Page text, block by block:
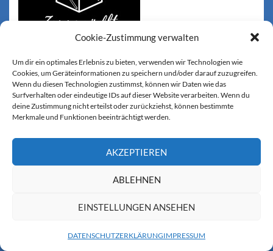
Cookie-Zustimmung verwalten
Um dir ein optimales Erlebnis zu bieten, verwenden wir Technologien wie
Cookies, um Geräteinformationen zu speichern und/oder darauf zuzugreifen.
Wenn du diesen Technologien zustimmst, können wir Daten wie das
Surfverhalten oder eindeutige IDs auf dieser Website verarbeiten. Wenn du
deine Zustimmung nicht erteilst oder zurückziehst, können bestimmte
Merkmale und Funktionen beeinträchtigt werden.
AKZEPTIEREN
ABLEHNEN
EINSTELLUNGEN ANSEHEN
DATENSCHUTZERKLÄRUNGIMPRESSUM
© Copyright 2026 – ALTASTÄDTNER KILBI
Wisteria Theme byWPFriendship ⋅Powered byWordPress